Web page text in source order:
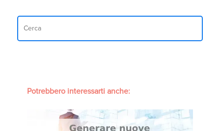
Potrebbero interessarti anche: